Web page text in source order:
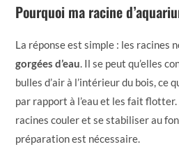
Pourquoi ma racine
La réponse est simple : les racines
gorgées d’eau. Il se peut qu’elles
bulles d’air à l’intérieur du bois, ce
par rapport à l’eau et les fait
racines couler et se stabiliser au
préparation est nécessaire.